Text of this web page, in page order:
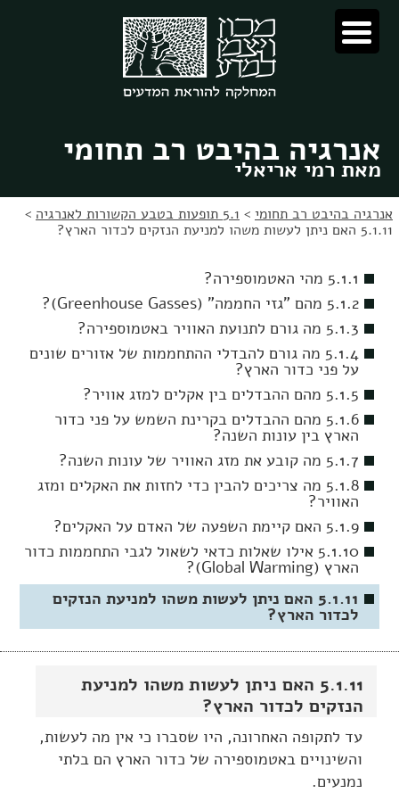
לתוכן
לניווט
אנרגיה בהיבט רב תחומי
מאת רמי אריאלי
אנרגיה בהיבט רב תחומי > 5.1 תופעות בטבע הקשורות לאנרגיה
>
5.1.11 האם ניתן לעשות משהו למניעת הנזקים לכדור הארץ?
5.1.11 האם ניתן לעשות משהו למניעת
הנזקים לכדור הארץ?
עד לתקופה האחרונה, היו שסברו כי אין מה לעשות,
והשינויים באטמוספירה של כדור הארץ הם בלתי
נמנעים.
5.1.1 מהי האטמוספירה?
5.1.2 מהם "גזי החממה" (Greenhouse Gasses)?
5.1.3 מה גורם לתנועת האוויר באטמוספירה?
5.1.4 מה גורם להבדלי ההתחממות של אזורים שונים
על פני כדור הארץ?
5.1.5 מהם ההבדלים בין אקלים למזג אוויר?
5.1.6 מהם ההבדלים בקרינת השמש על פני כדור
הארץ בין עונות השנה?
5.1.7 מה קובע את מזג האוויר של עונות השנה?
5.1.8 מה צריכים להבין כדי לחזות את האקלים ומזג
האוויר?
5.1.9 האם קיימת השפעה של האדם על האקלים?
5.1.10 אילו שאלות כדאי לשאול לגבי התחממות כדור
הארץ (Global Warming)?
5.1.11 האם ניתן לעשות משהו למניעת הנזקים
לכדור הארץ?